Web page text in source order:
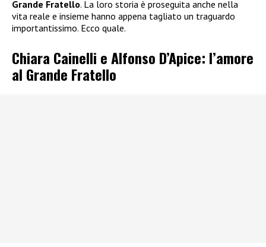
Grande Fratello. La loro storia è proseguita anche nella
vita reale e insieme hanno appena tagliato un traguardo
importantissimo. Ecco quale.
Chiara Cainelli e Alfonso D’Apice: l’amore
al Grande Fratello